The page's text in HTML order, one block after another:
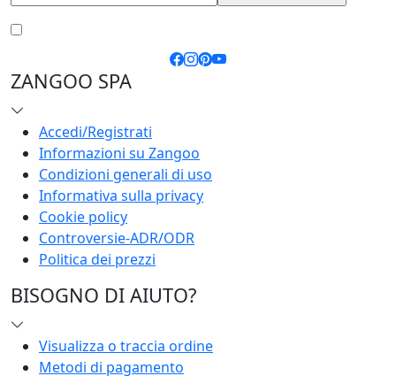
ZANGOO SPA
Accedi/Registrati
Informazioni su Zangoo
Condizioni generali di uso
Informativa sulla privacy
Cookie policy
Controversie-ADR/ODR
Politica dei prezzi
BISOGNO DI AIUTO?
Visualizza o traccia ordine
Metodi di pagamento